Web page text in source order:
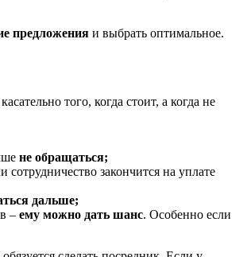
предложения и выбрать оптимальное.
того, когда стоит, а когда не
не обращаться;
закончится на уплате
дальше;
– ему можно дать шанс. Особенно если